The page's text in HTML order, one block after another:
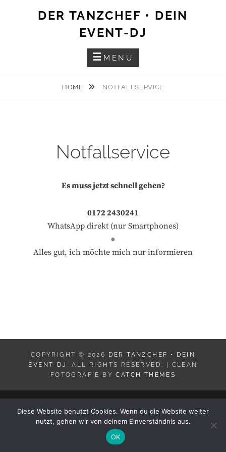
DER TANZCHEF • DEIN
EVENT-DJ
MENU
HOME NOTFALLSERVICE
Notfallservice
Es muss jetzt schnell gehen?
0172 2430241
WhatsApp direkt (nur Smartphones)
●
Alles gut, ich möchte mich nur informieren
COPYRIGHT © 2026
DER TANZCHEF • DEIN
EVENT-DJ . ALL RIGHTS RESERVED. | CLEAN
FOTOGRAFIE BYCATCH THEMES
Diese Website benutzt Cookies. Wenn du die Website weiter
nutzt, gehen wir von deinem Einverständnis aus.
OK